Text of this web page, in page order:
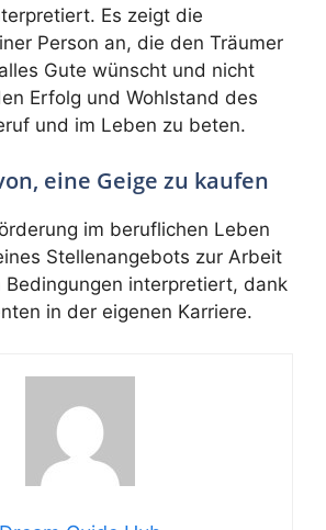
Es zeigt die
Person an, die den Träumer
Gute wünscht und nicht
Erfolg und Wohlstand des
und im Leben zu beten.
eine Geige zu kaufen
im beruflichen Leben
Stellenangebots zur Arbeit
Bedingungen interpretiert, dank
in der eigenen Karriere.